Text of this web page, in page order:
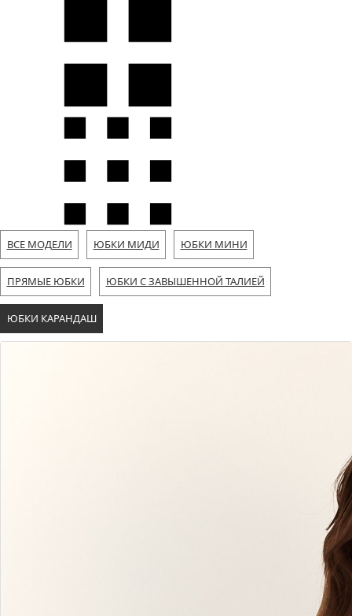
ВСЕ МОДЕЛИ ЮБКИ МИДИ ЮБКИ МИНИ
ПРЯМЫЕ ЮБКИ ЮБКИ С ЗАВЫШЕННОЙ ТАЛИЕЙ
ЮБКИ КАРАНДАШ